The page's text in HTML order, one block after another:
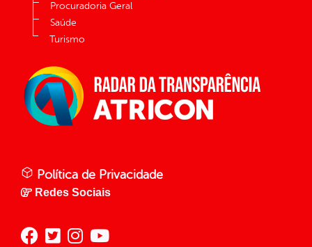
Procuradoria Geral
Saúde
Turismo
Política de Privacidade
Redes Sociais